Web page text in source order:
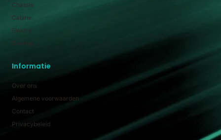
Chassis
Cabine
Elektra
Overige
Informatie
Over ons
Algemene voorwaarden
Contact
Privacybeleid